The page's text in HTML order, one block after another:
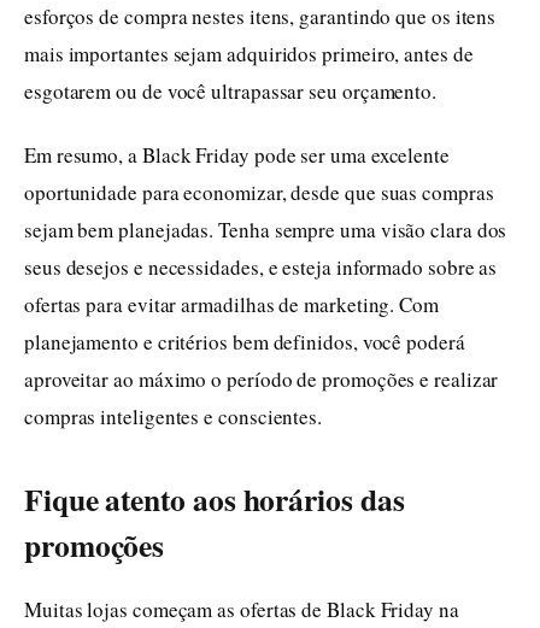
esforços de compra nestes itens, garantindo que os itens
mais importantes sejam adquiridos primeiro, antes de
esgotarem ou de você ultrapassar seu orçamento.
Em resumo, a Black Friday pode ser uma excelente
oportunidade para economizar, desde que suas compras
sejam bem planejadas. Tenha sempre uma visão clara dos
seus desejos e necessidades, e esteja informado sobre as
ofertas para evitar armadilhas de marketing. Com
planejamento e critérios bem definidos, você poderá
aproveitar ao máximo o período de promoções e realizar
compras inteligentes e conscientes.
Fique atento aos horários das
promoções
Muitas lojas começam as ofertas de Black Friday na